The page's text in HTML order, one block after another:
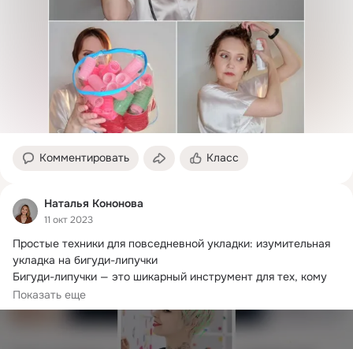
Комментировать Класс
Наталья Кононова
11 окт 2023
Простые техники для повседневной укладки: изумительная
укладка на бигуди-липучки
Бигуди-липучки — это шикарный инструмент для тех, кому
не хватает объёма на волосах.
Показать еще